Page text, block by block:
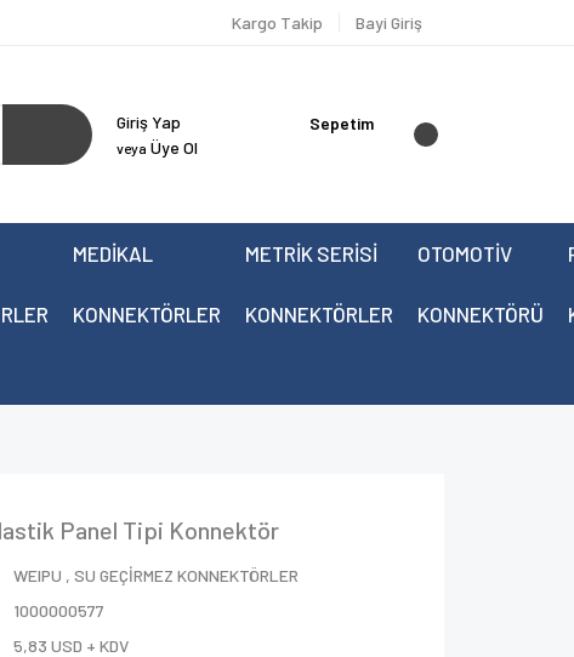
Kargo Takip Bayi Giriş
Giriş Yap
veya Üye Ol
Sepetim
MEDİKAL
KONNEKTÖRLER
METRİK SERİSİ
KONNEKTÖRLER
OTOMOTİV
KONNEKTÖRÜ
Panel Tipi Konnektör
WEIPU ,SU GEÇİRMEZ KONNEKTÖRLER
1000000577
5,83 USD + KDV